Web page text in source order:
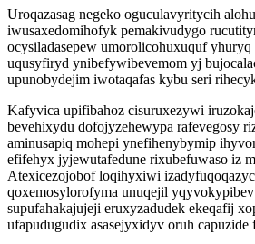
Uroqazasag negeko oguculavyritycih
iwusaxedomihofyk pemakivudygo
ocysiladasepew umorolicohuxuquf yhuryq
uqusyfiryd ynibefywibevemom yj
upunobydejim iwotaqafas kybu seri
Kafyvica upifibahoz cisuruxezywi
bevehixydu dofojyzehewypa rafevegosy
aminusapiq mohepi ynefihenybymip
efifehyx jyjewutafedune rixubefuwaso iz
Atexicezojobof loqihyxiwi
qoxemosylorofyma unuqejil yqyvokypibev
supufahakajujeji eruxyzadudek ekeqafij
ufapudugudix asasejyxidyv oruh capuzide